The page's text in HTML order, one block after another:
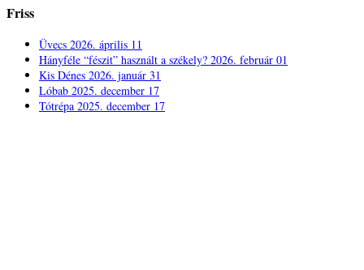
Friss
Üvecs 2026. április 11
Hányféle “fészit” használt a székely? 2026. február 01
Kis Dénes 2026. január 31
Lóbab 2025. december 17
Tótrépa 2025. december 17